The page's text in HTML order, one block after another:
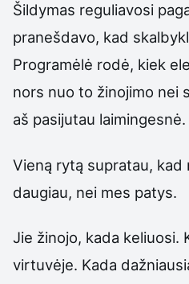
Šildymas reguliavosi
pranešdavo, kad
Programėlė rodė, kiek
nors nuo to žinojimo nei
aš pasijutau laimingesnė.
Vieną rytą supratau, kad
daugiau, nei mes patys.
Jie žinojo, kada keliuosi.
virtuvėje. Kada